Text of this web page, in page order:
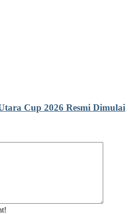
Cup 2026 Resmi Dimulai